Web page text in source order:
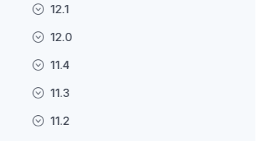
12.1
12.0
11.4
11.3
11.2